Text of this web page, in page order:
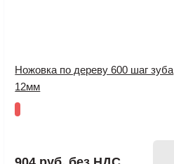
Ножовка по дереву 600 шаг зуба
12мм